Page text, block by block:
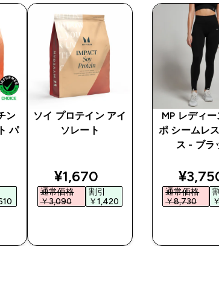
ン
パ
price
ソイ プロテイン アイ
ソレート
discounted price
¥1,670‎
通常価格
￥3,090‎
割引
￥1,420‎
MP レディ
ポ シームレ
ス - ブラ
通常価格
￥8,730‎